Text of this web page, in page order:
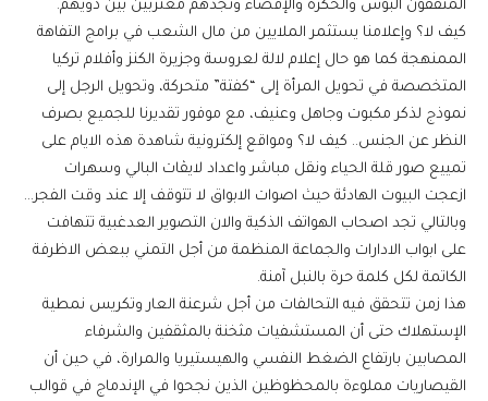
المثقفون البؤس والحكرة والإقصاء وتجدهم مغتربين بين ذويهم.
كيف لا؟ وإعلامنا يستثمر الملايين من مال الشعب في برامج التفاهة
الممنهجة كما هو حال إعلام لالة لعروسة وجزيرة الكنز وأفلام تركيا
المتخصصة في تحويل المرأة إلى “كفتة” متحركة، وتحويل الرجل إلى
نموذج لذكر مكبوت وجاهل وعنيف، مع موفور تقديرنا للجميع بصرف
النظر عن الجنس.. كيف لا؟ ومواقع إلكترونية شاهدة هذه الايام على
تمييع صور قلة الحياء ونقل مباشر واعداد لايڤات البالي وسهرات
ازعجت البيوت الهادئة حيث اصوات الابواق لا تتوقف إلا عند وقت الفجر…
وبالتالي تجد اصحاب الهواتف الذكية والان التصوير العدغبية تتهافت
على ابواب الادارات والجماعة المنظمة من أجل التمني ببعض الاظرفة
الكاتمة لكل كلمة حرة بالنبل آمنة.
هذا زمن تتحقق فيه التحالفات من أجل شرعنة العار وتكريس نمطية
الإستهلاك حتى أن المستشفيات مثخنة بالمثقفين والشرفاء
المصابين بارتفاع الضغط النفسي والهيستيريا والمرارة، في حين أن
القيصاريات مملوءة بالمحظوظين الذين نجحوا في الإندماج في قوالب